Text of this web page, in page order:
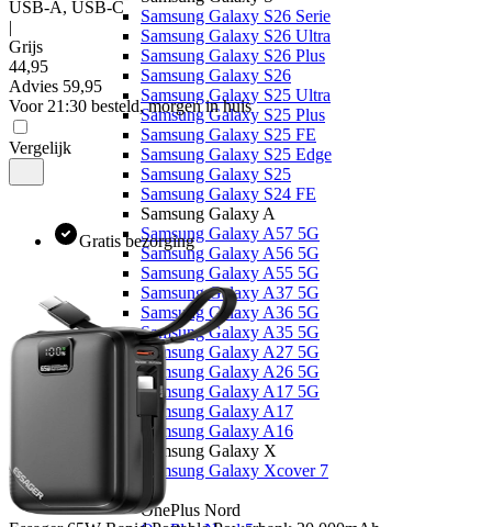
Samsung Galaxy S26 Serie
Samsung Galaxy S26 Ultra
Samsung Galaxy S26 Plus
Samsung Galaxy S26
Samsung Galaxy S25 Ultra
Samsung Galaxy S25 Plus
Samsung Galaxy S25 FE
Samsung Galaxy S25 Edge
Samsung Galaxy S25
Samsung Galaxy S24 FE
Samsung Galaxy A
Samsung Galaxy A57 5G
Samsung Galaxy A56 5G
Samsung Galaxy A55 5G
Samsung Galaxy A37 5G
Samsung Galaxy A36 5G
Samsung Galaxy A35 5G
Samsung Galaxy A27 5G
Samsung Galaxy A26 5G
Samsung Galaxy A17 5G
Samsung Galaxy A17
Samsung Galaxy A16
Samsung Galaxy X
Samsung Galaxy Xcover 7
OnePlus
OnePlus Nord
USB-A, USB-C
|
Grijs
44,95
Advies 59,95
Voor 21:30 besteld, morgen in huis
Vergelijk
Gratis bezorging